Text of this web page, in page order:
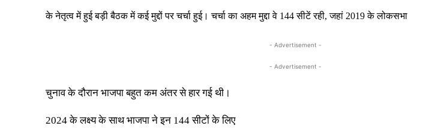
के नेतृत्व में हुई बड़ी बैठक में कई मुद्दों पर चर्चा हुई। चर्चा का अहम मुद्दा वे 144 सीटें रही, जहां 2019 के लोकसभा
- Advertisement -
- Advertisement -
चुनाव के दौरान भाजपा बहुत कम अंतर से हार गई थी।
2024 के लक्ष्य के साथ भाजपा ने इन 144 सीटों के लिए